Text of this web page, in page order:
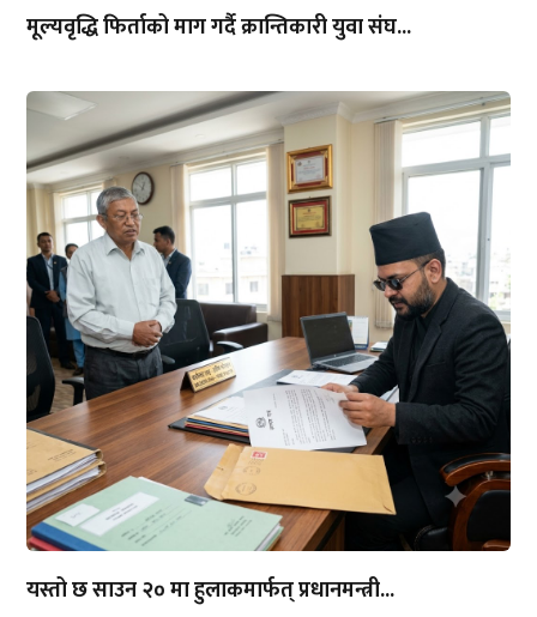
मूल्यवृद्धि फिर्ताको माग गर्दै क्रान्तिकारी युवा संघ...
यस्तो छ साउन २० मा हुलाकमार्फत् प्रधानमन्त्री...